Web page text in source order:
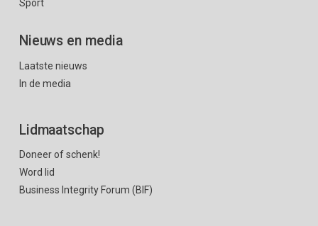
Sport
Nieuws en media
Laatste nieuws
In de media
Lidmaatschap
Doneer of schenk!
Word lid
Business Integrity Forum (BIF)